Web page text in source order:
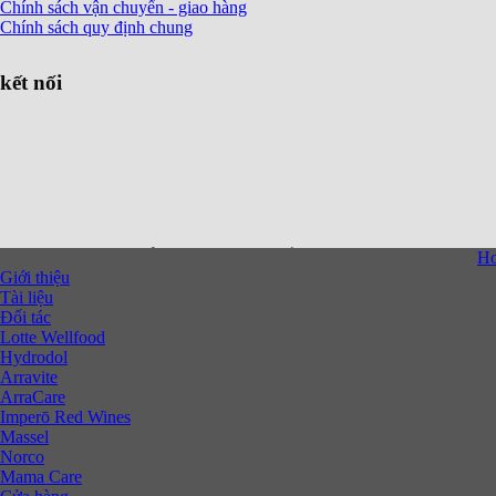
Chính sách vận chuyển - giao hàng
Chính sách quy định chung
kết nối
Giới thiệu
Tài liệu
Đối tác
Lotte Wellfood
Hydrodol
Arravite
ArraCare
Imperō Red Wines
Massel
Norco
Mama Care